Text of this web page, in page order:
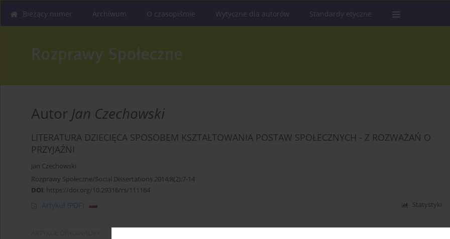
Bieżący numer Archiwum O czasopiśmie Wytyczne dla autorów Standardy etyczne
Autor Jan Czechowski
LITERATURA DZIECIĘCA SPOSOBEM KSZTAŁTOWANIA POSTAW SPOŁECZNYCH - Z ROZWAŻAŃ O
PRZYJAŹNI
Jan Czechowski
Rozprawy Społeczne/Social Dissertations 2014;8(2):7-14
DOI: https://doi.org/10.29316/rs/111164
Artykuł (PDF) Statystyki